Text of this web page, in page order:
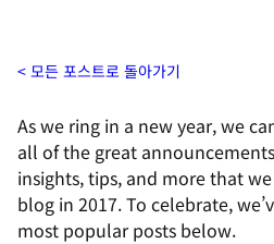
모든 포스트로 돌아가기
As we ring in a new year, we
all of the great
insights, tips, and more that
blog in 2017. To celebrate,
most popular posts below.